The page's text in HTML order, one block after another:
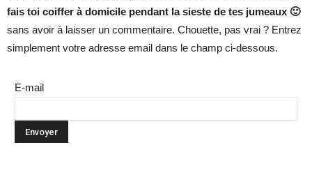
fais toi coiffer à domicile pendant la sieste de tes jumeaux 🙂
sans avoir à laisser un commentaire. Chouette, pas vrai ? Entrez
simplement votre adresse email dans le champ ci-dessous.
E-mail